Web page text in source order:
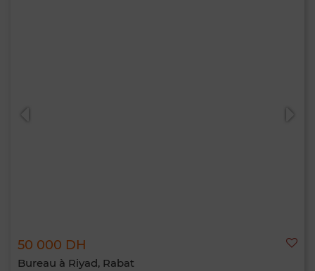
50 000 DH
Bureau à Riyad, Rabat